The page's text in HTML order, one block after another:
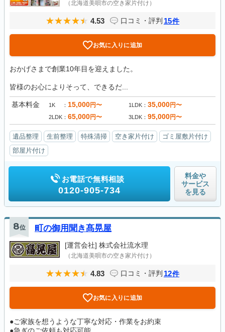
（北海道美唄市の空き家片付け）
4.53 口コミ・評判 15件
お気に入りに追加
おかげさまで創業10年目を迎えました。
皆様のお心によりそって、できるだ...
基本料金 1K 15,000円〜 1LDK 35,000円〜
2LDK 65,000円〜 3LDK 95,000円〜
遺品整理 生前整理 特殊清掃 空き家片付け
ゴミ屋敷片付け
部屋片付け
お電話で無料相談
0120-905-734
料金や
サービス
を見る
8位 町の御用聞き髙晃屋
[運営会社] 株式会社流水理
（北海道美唄市の空き家片付け）
4.83 口コミ・評判 12件
お気に入りに追加
●ご家族を想うような丁寧な対応・作業をお約束